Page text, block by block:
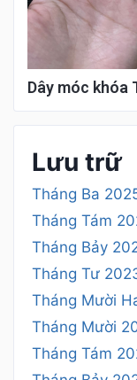
Dây móc khóa
Lưu trữ
Tháng Ba
Tháng Tám
Tháng Bảy
Tháng Tư
Tháng Mười
Tháng Mười
Tháng Tám